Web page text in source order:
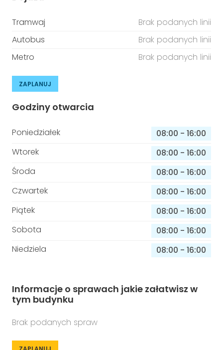
Tramwaj
Brak podanych linii
Autobus
Brak podanych linii
Metro
Brak podanych linii
ZAPLANUJ
Godziny otwarcia
Poniedziałek 08:00 - 16:00
Wtorek
08:00 - 16:00
Środa
08:00 - 16:00
Czwartek
08:00 - 16:00
Piątek
08:00 - 16:00
Sobota
08:00 - 16:00
Niedziela
08:00 - 16:00
Informacje o sprawach jakie załatwisz w
tym budynku
Brak podanych spraw